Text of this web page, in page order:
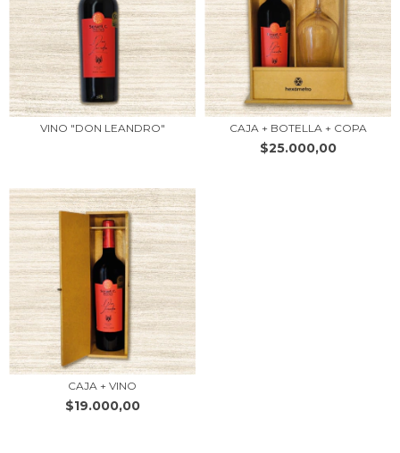
VINO "DON LEANDRO" CAJA + BOTELLA + COPA
$25.000,00
CAJA + VINO
$19.000,00